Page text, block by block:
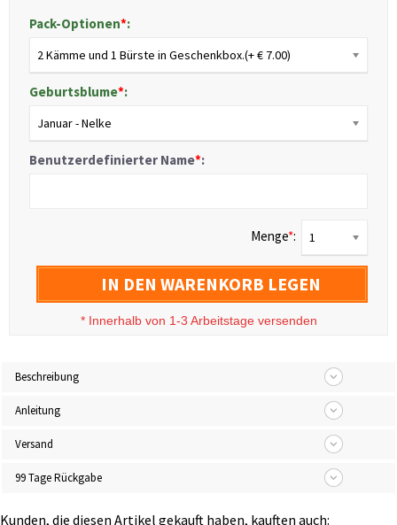
Pack-Optionen*:
2 Kämme und 1 Bürste in Geschenkbox.(+ € 7.00)
Geburtsblume*:
Januar - Nelke
Benutzerdefinierter Name*:
Menge*: 1
IN DEN WARENKORB LEGEN
* Innerhalb von 1-3 Arbeitstage versenden
Beschreibung
Anleitung
Versand
99 Tage Rückgabe
Kunden, die diesen Artikel gekauft haben, kauften auch: